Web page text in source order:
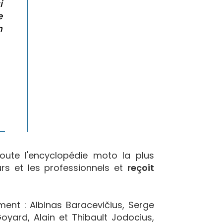
l'encyclopédie moto la plus
et les professionnels et reçoit
: Albinas Baracevičius, Serge
Alain et Thibault Jodocius,